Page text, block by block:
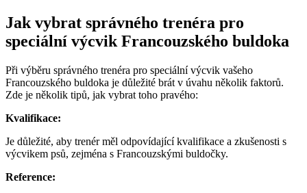
Jak vybrat správného trenéra pro
speciální výcvik ⁤Francouzského buldoka
Při výběru správného trenéra pro ‍speciální výcvik vašeho
Francouzského buldoka je důležité brát v úvahu několik faktorů.
Zde je ​několik ‌tipů, jak vybrat ⁤toho pravého:
Kvalifikace:
Je důležité, aby trenér měl ⁢odpovídající ⁤kvalifikace a zkušenosti s​
výcvikem psů, zejména s Francouzskými buldočky.
Reference: